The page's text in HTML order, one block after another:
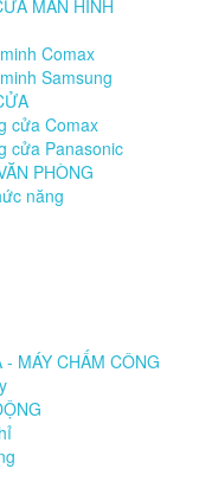
MÀN HÌNH
Comax
Samsung
cửa Comax
cửa Panasonic
PHÒNG
năng
MÁY CHẤM CÔNG